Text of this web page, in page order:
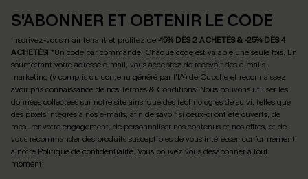
S'ABONNER ET OBTENIR LE CODE
Inscrivez-vous maintenant et profitez de -15% DÈS 2 ACHETÉS & -25% DÈS 4
ACHETÉS! *Un code par commande. Chaque code est valable une seule fois. En
soumettant votre adresse e-mail, vous acceptez de recevoir des e-mails
marketing (y compris du contenu généré par l'IA) de Cupshe et reconnaissez
avoir pris connaissance de nosTermes & Conditions. Nous pouvons utiliser les
données collectées sur notre site ainsi que des technologies de suivi, telles que
des pixels intégrés à nos e-mails, afin de savoir si ceux-ci ont été ouverts, de
mesurer votre engagement, de personnaliser nos contenus et nos offres, et de
vous recommander des produits susceptibles de vous intéresser, conformément
à notre Politique de confidentialité. Vous pouvez vous désabonner à tout
moment.